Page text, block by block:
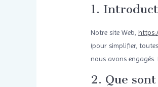
1.
Notre site Web,
(pour simplifier,
nous avons
2. Que